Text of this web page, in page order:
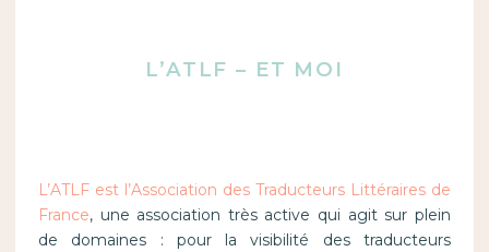
L’ATLF – ET MOI
L’ATLF est l’Association des Traducteurs Littéraires de
France, une association très active qui agit sur plein
de domaines : pour la visibilité des traducteurs